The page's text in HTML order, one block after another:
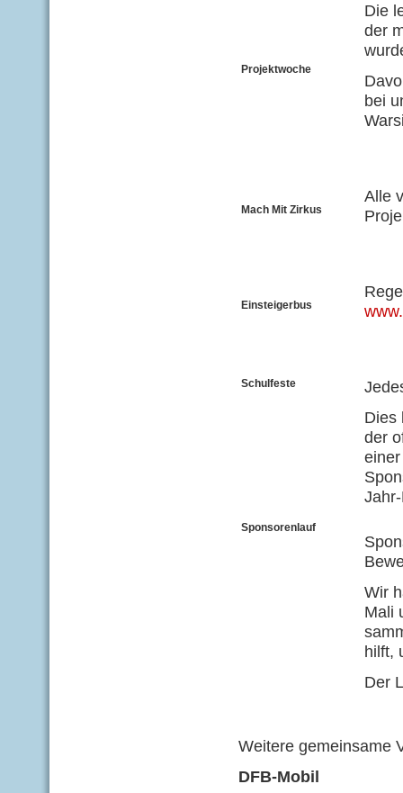
Projektwoche
Die
der
bei
Mach Mit Zirkus
Alle
Einsteigerbus
Schulfeste
Dies
der
Sponsorenlauf
Wir
Mali
hilft,
Der
Weitere gemeinsame
DFB-